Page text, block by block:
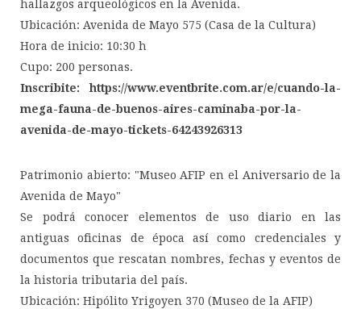
hallazgos arqueológicos en la Avenida.
Ubicación: Avenida de Mayo 575 (Casa de la Cultura)
Hora de inicio: 10:30 h
Cupo: 200 personas.
Inscribite: https://www.eventbrite.com.ar/e/cuando-la-
mega-fauna-de-buenos-aires-caminaba-por-la-
avenida-de-mayo-tickets-64243926313
Patrimonio abierto: "Museo AFIP en el Aniversario de la
Avenida de Mayo"
Se podrá conocer elementos de uso diario en las
antiguas oficinas de época así como credenciales y
documentos que rescatan nombres, fechas y eventos de
la historia tributaria del país.
Ubicación: Hipólito Yrigoyen 370 (Museo de la AFIP)